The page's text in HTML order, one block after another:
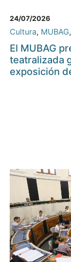
24/07/2026
Cultura, MUBAG,
El MUBAG
teatralizada
exposición